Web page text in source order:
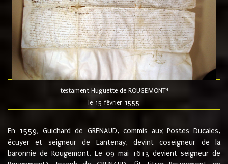
testament Huguette de ROUGEMONT4
le 15 février 1555
En 1559, Guichard de GRENAUD, commis aux Postes Ducales,
écuyer et seigneur de Lantenay, devint coseigneur de la
baronnie de Rougemont. Le 09 mai 1613 devient seigneur de
5